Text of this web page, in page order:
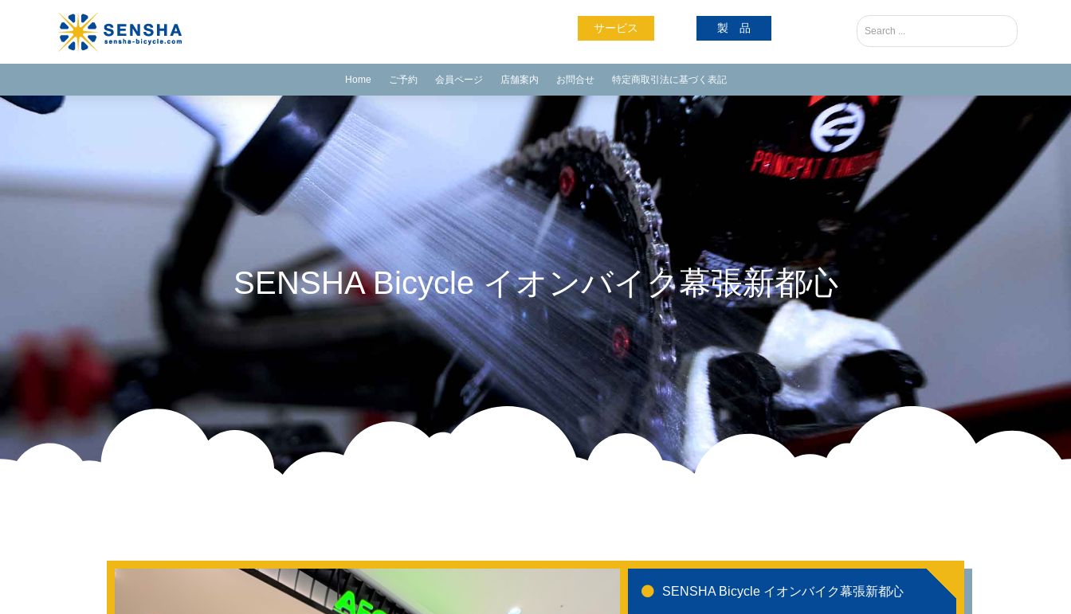
サービス 製 品
Home ご予約 会員ページ 店舗案内 お問合せ 特定商取引法に基づく表記
SENSHA Bicycle イオンバイク幕張新都心
SENSHA Bicycle イオンバイク幕張新都心